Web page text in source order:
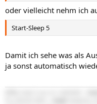
oder vielleicht nehm ich
Start-Sleep 5
Damit ich sehe was als
ja sonst automatisch